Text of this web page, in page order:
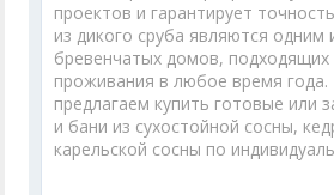
проектов и гарантирует
из дикого сруба являются одним
бревенчатых домов, подходящих
проживания в любое время
предлагаем купить готовые или
и бани из сухостойной сосны,
карельской сосны по